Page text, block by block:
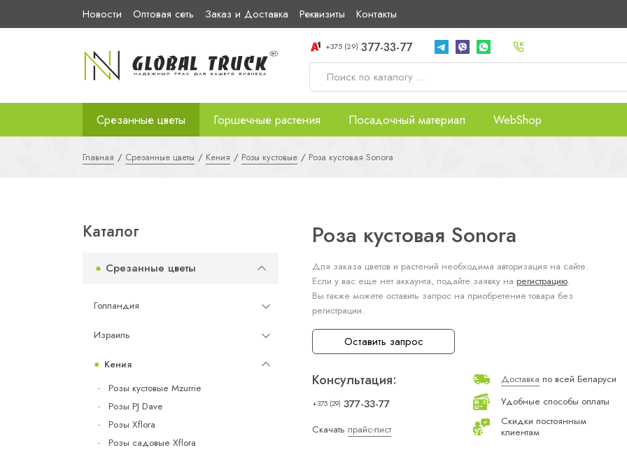
Новости Оптовая сеть Заказ и Доставка Реквизиты Контакты
+375 (29) 377-33-77
Срезанные цветы Горшечные растения Посадочный материал WebShop
Главная Срезанные цветы Кения Розы кустовые Роза кустовая Sonora
Каталог
Срезанные цветы
Голландия
Израиль
Кения
Розы кустовые Mzurrie
Розы PJ Dave
Розы Xflora
Розы садовые Xflora
Роза кустовая Sonora
Для заказа цветов и растений необходима авторизация на сайте.
Если у вас еще нет аккаунта, подайте заявку на регистрацию.
Вы также можете оставить запрос на приобретение товара без
регистрации.
Оставить запрос
Консультация:
+375 (29) 377-33-77
Скачать прайс-лист
Доставка по всей Беларуси
Удобные способы оплаты
Скидки постоянным
клиентам